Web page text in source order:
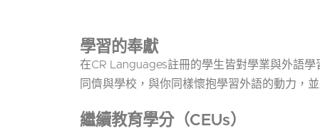
學習的奉獻
在CR Languages註冊的學生皆對學業與外語
同儕與學校，與你同樣懷抱學習外語的動力，
繼續教育學分（CEUs）